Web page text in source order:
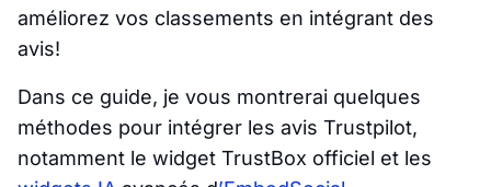
améliorez vos classements en intégrant des
avis!
Dans ce guide, je vous montrerai quelques
méthodes pour intégrer les avis Trustpilot,
notamment le widget TrustBox officiel et les